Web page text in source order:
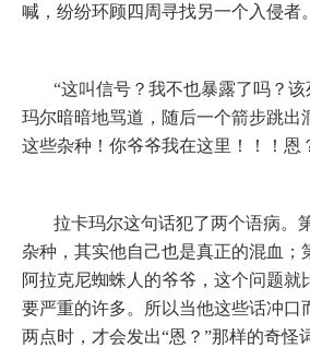
喊，纷纷环顾四周寻找另一个入侵者。
“这叫信号？我不也暴露了吗？
玛尔暗暗地骂道，随后一个箭步跳出
这些杂种！你爷爷我在这里！！！恩
拉卡玛尔这句话犯了两个语病。
杂种，其实他自己也是真正的混血；
阿拉克尼蜘蛛人的爷爷，这个问题就
要严重的许多。所以当他这些话冲口
两点时，才会发出“恩？”那样的奇怪